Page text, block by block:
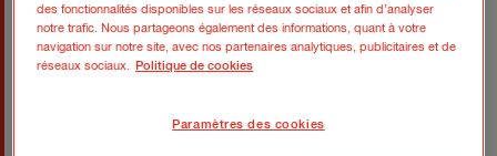
Absence de sauvegardes ou de plan de reprise
d’activité.
des fonctionnalités disponibles sur les réseaux sociaux et afin d’analyser
notre trafic. Nous partageons également des informations, quant à votre
navigation sur notre site, avec nos partenaires analytiques, publicitaires et de
réseaux sociaux. Politique de cookies
Paramètres des cookies